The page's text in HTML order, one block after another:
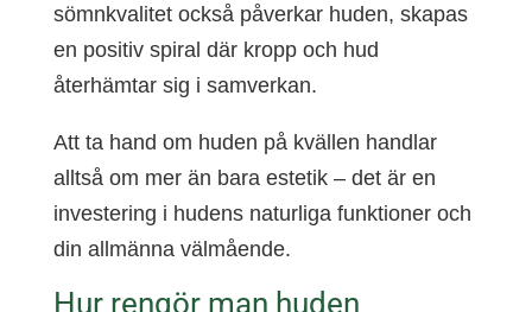
sömnkvalitet också påverkar huden, skapas
en positiv spiral där kropp och hud
återhämtar sig i samverkan.
Att ta hand om huden på kvällen handlar
alltså om mer än bara estetik – det är en
investering i hudens naturliga funktioner och
din allmänna välmående.
Hur rengör man huden